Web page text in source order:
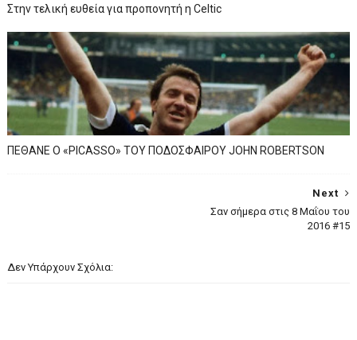
Στην τελική ευθεία για προπονητή η Celtic
ΠΕΘΑΝΕ Ο «PICASSO» TOY ΠΟΔΟΣΦΑΙΡΟΥ JOHN ROBERTSON
Next
Σαν σήμερα στις 8 Μαΐου του
2016 #15
Δεν Υπάρχουν Σχόλια: